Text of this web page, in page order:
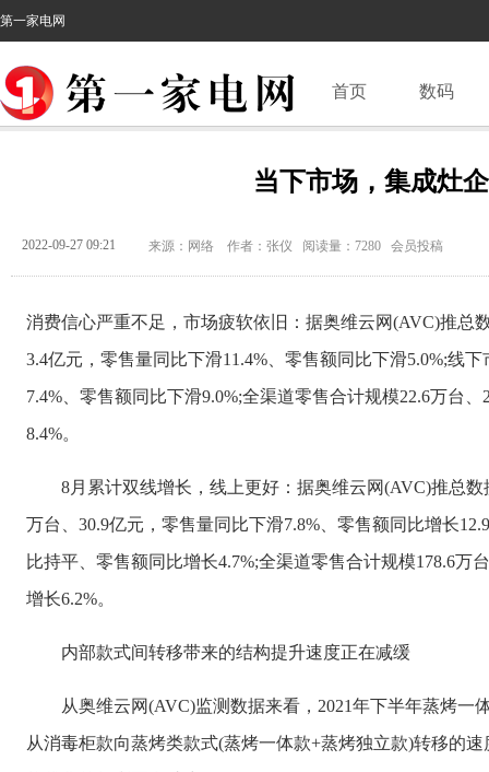
第一家电网
首页 数码
当下市场，集成灶
2022-09-27 09:21 来源：网络 作者：张仪 阅读量：7280 会员投稿
消费信心严重不足，市场疲软依旧：据奥维云网(AVC)推总
3.4亿元，零售量同比下滑11.4%、零售额同比下滑5.0%;线
7.4%、零售额同比下滑9.0%;全渠道零售合计规模22.6万台
8.4%。
8月累计双线增长，线上更好：据奥维云网(AVC)推总数
万台、30.9亿元，零售量同比下滑7.8%、零售额同比增长
比持平、零售额同比增长4.7%;全渠道零售合计规模178.6万
增长6.2%。
内部款式间转移带来的结构提升速度正在减缓
从奥维云网(AVC)监测数据来看，2021年下半年蒸烤一
从消毒柜款向蒸烤类款式(蒸烤一体款+蒸烤独立款)转移的